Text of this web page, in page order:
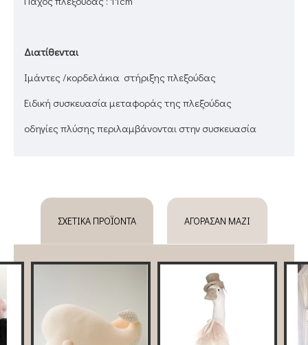
Διατίθενται
Ιμάντες /κορδελάκια στήριξης πλεξούδας
Ειδική συσκευασία μεταφοράς της πλεξούδας
oδηγίες πλύσης περιλαμβάνονται στην συσκευασία
ΣΧΕΤΙΚΆ ΠΡΟΪΌΝΤΑ ΑΓΌΡΑΣΑΝ ΜΑΖΊ